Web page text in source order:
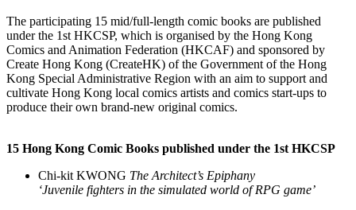
The participating 15 mid/full-length comic books are published
under the 1st HKCSP, which is organised by the Hong Kong
Comics and Animation Federation (HKCAF) and sponsored by
Create Hong Kong (CreateHK) of the Government of the Hong
Kong Special Administrative Region with an aim to support and
cultivate Hong Kong local comics artists and comics start-ups to
produce their own brand-new original comics.
15 Hong Kong Comic Books published under the 1st HKCSP
Chi-kit KWONG The Architect’s Epiphany
‘Juvenile fighters in the simulated world of RPG game’